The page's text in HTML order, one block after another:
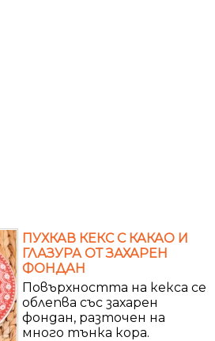
ПУХКАВ КЕКС С КАКАО И
ГЛАЗУРА ОТ ЗАХАРЕН
ФОНДАН
Повърхността на кекса се
облепва със захарен
фондан, разточен на
много тънка кора.